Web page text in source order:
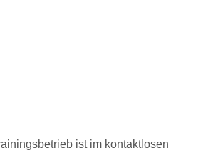
ist im kontaktlosen